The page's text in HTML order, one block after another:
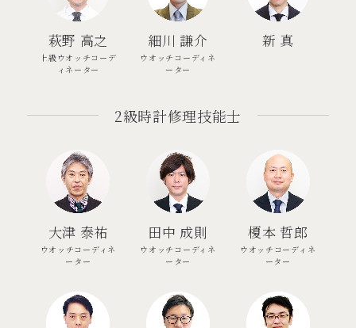
萩野 ⾼之
上級ウオッチコーデ
ィネーター
細川 謙介
ウオッチコーディネ
ーター
新 真
2級時計修理技能士
⼤津 泰祐
ウオッチコーディネ
ーター
⽥中 成則
ウオッチコーディネ
ーター
榎本 哲郎
ウオッチコーディネ
ーター